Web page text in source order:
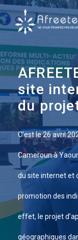
site
du
C’est le 26 avril
Cameroun à
du site internet et
promotion des
effet, le projet
géographiques